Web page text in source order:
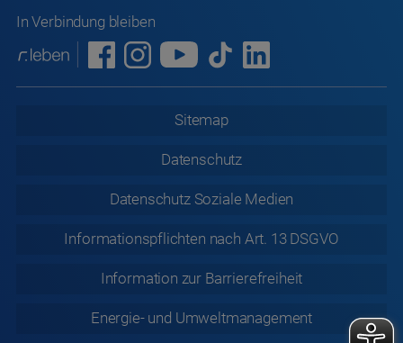
In Verbindung bleiben
Sitemap
Datenschutz
Datenschutz Soziale Medien
Informationspflichten nach Art. 13 DSGVO
Information zur Barrierefreiheit
Energie- und Umweltmanagement